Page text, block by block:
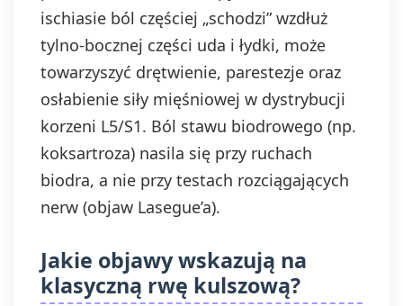
ischiasie ból częściej „schodzi” wzdłuż
tylno-bocznej części uda i łydki, może
towarzyszyć drętwienie, parestezje oraz
osłabienie siły mięśniowej w dystrybucji
korzeni L5/S1. Ból stawu biodrowego (np.
koksartroza) nasila się przy ruchach
biodra, a nie przy testach rozciągających
nerw (objaw Lasegue’a).
Jakie objawy wskazują na
klasyczną rwę kulszową?